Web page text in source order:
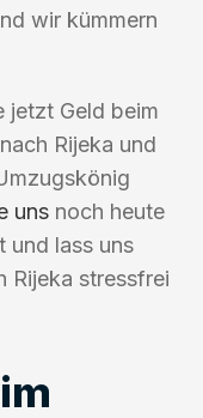
wir kümmern
jetzt Geld beim
Rijeka und
uns noch heute
und lass uns
Rijeka stressfrei